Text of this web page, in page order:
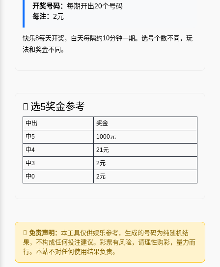
开奖号码： 每期开出20个号码
每注： 2元
快乐8每天开奖，白天每隔约10分钟一期。选号个数不同，玩
法和奖金不同。
选5奖金参考
中出
奖金
中5
1000元
中4
21元
中3
2元
中0
2元
免责声明： 本工具仅供娱乐参考，生成的号码为纯随机结
果，不构成任何投注建议。彩票有风险，请理性购彩，量力而
行。本站不对任何使用结果负责。